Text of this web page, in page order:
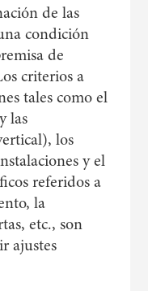
de las
condición
de
criterios a
tales como el
las
los
y el
referidos a
la
etc., son
ajustes